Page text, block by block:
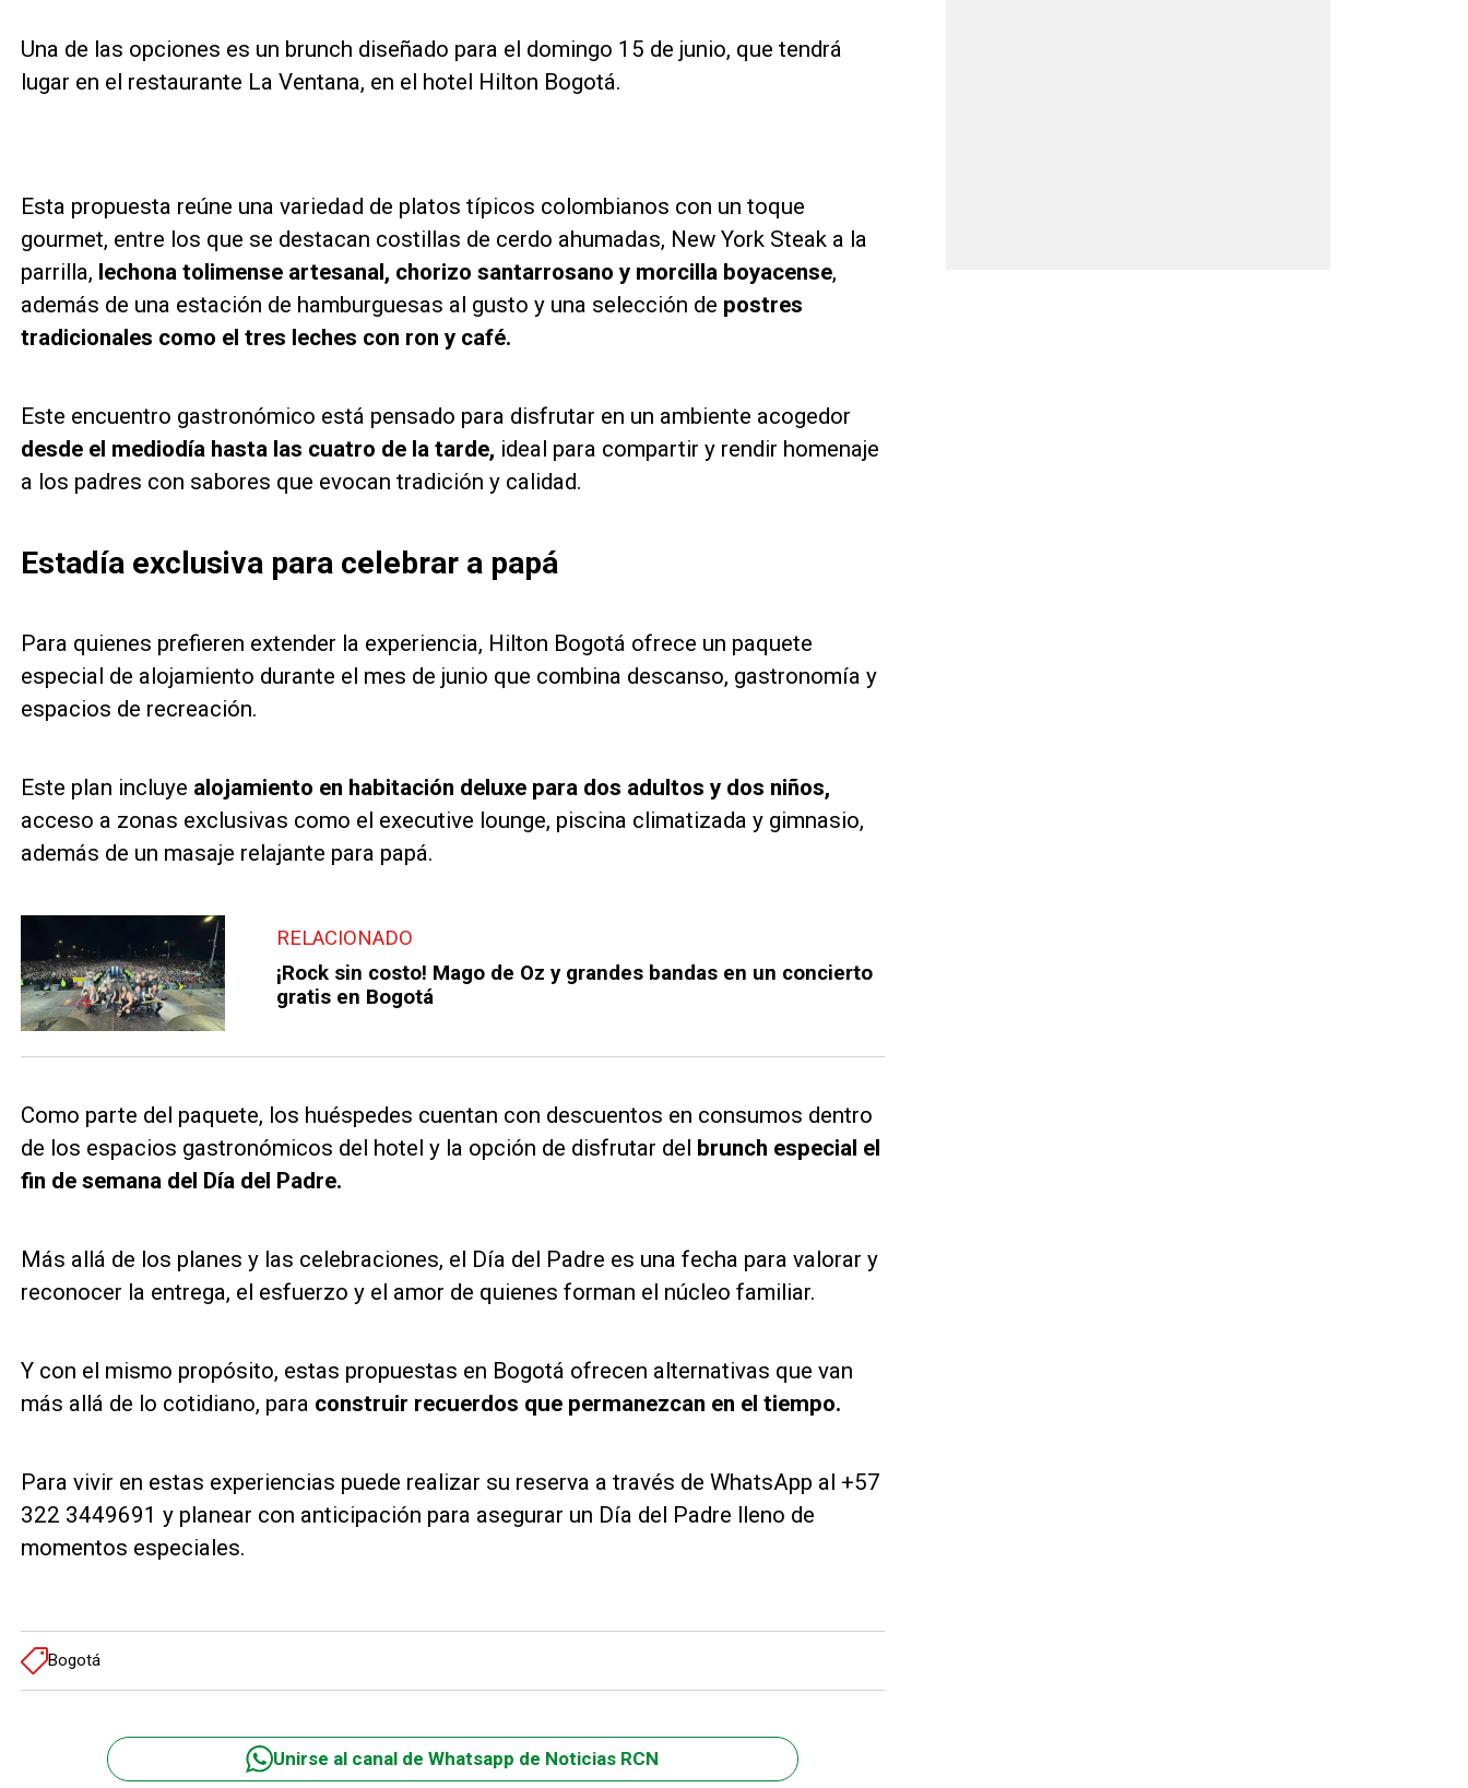
Una de las opciones es un brunch diseñado para el domingo 15 de junio, que tendrá
lugar en el restaurante La Ventana, en el hotel Hilton Bogotá.
Esta propuesta reúne una variedad de platos típicos colombianos con un toque
gourmet, entre los que se destacan costillas de cerdo ahumadas, New York Steak a la
parrilla, lechona tolimense artesanal, chorizo santarrosano y morcilla boyacense,
además de una estación de hamburguesas al gusto y una selección de postres
tradicionales como el tres leches con ron y café.
Este encuentro gastronómico está pensado para disfrutar en un ambiente acogedor
desde el mediodía hasta las cuatro de la tarde, ideal para compartir y rendir homenaje
a los padres con sabores que evocan tradición y calidad.
Estadía exclusiva para celebrar a papá
Para quienes prefieren extender la experiencia, Hilton Bogotá ofrece un paquete
especial de alojamiento durante el mes de junio que combina descanso, gastronomía y
espacios de recreación.
Este plan incluye alojamiento en habitación deluxe para dos adultos y dos niños,
acceso a zonas exclusivas como el executive lounge, piscina climatizada y gimnasio,
además de un masaje relajante para papá.
RELACIONADO
¡Rock sin costo! Mago de Oz y grandes bandas en un concierto
gratis en Bogotá
Como parte del paquete, los huéspedes cuentan con descuentos en consumos dentro
de los espacios gastronómicos del hotel y la opción de disfrutar del brunch especial el
fin de semana del Día del Padre.
Más allá de los planes y las celebraciones, el Día del Padre es una fecha para valorar y
reconocer la entrega, el esfuerzo y el amor de quienes forman el núcleo familiar.
Y con el mismo propósito, estas propuestas en Bogotá ofrecen alternativas que van
más allá de lo cotidiano, para construir recuerdos que permanezcan en el tiempo.
Para vivir en estas experiencias puede realizar su reserva a través de WhatsApp al +57
322 3449691 y planear con anticipación para asegurar un Día del Padre lleno de
momentos especiales.
Bogotá
Unirse al canal de Whatsapp de Noticias RCN